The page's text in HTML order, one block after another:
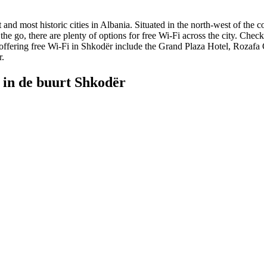
and most historic cities in Albania. Situated in the north-west of
go, there are plenty of options for free Wi-Fi across the city.
free Wi-Fi in Shkodër include the Grand Plaza Hotel,
de buurt Shkodër